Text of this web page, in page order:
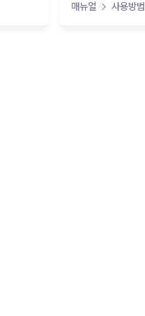
매뉴얼 사용방법